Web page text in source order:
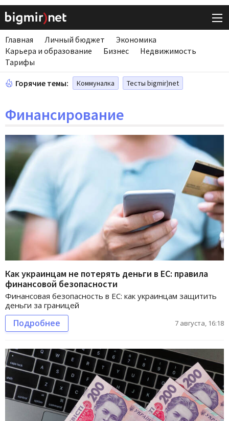
Главная Личный бюджет
Экономика
Карьера и образование
Бизнес
Недвижимость
Тарифы
Горячие темы: Коммуналка Тесты bigmir)net
Финансирование
Как украинцам не потерять деньги в ЕС: правила
финансовой безопасности
Финансовая безопасность в ЕС: как украинцам защитить
деньги за границей
Подробнее 7 августа, 16:18